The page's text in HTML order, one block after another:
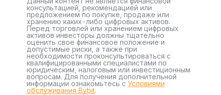
консультацией, рекомендацией или
предложением по покупке, продаже или
хранению каких-либо цифровых активов.
Перед торговлей или хранением цифровых
активов инвесторы должны тщательно
оценить свое финансовое положение и
допустимые риски, а также при
необходимости проконсультироваться с
квалифицированными специалистами по
юридическим, налоговым или инвестиционным
вопросам. Для получения дополнительной
информации ознакомьтесь с Условиями
обслуживания Bybit.